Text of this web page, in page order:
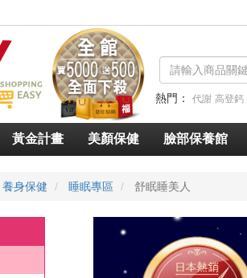
熱門： 代謝 高登鈣
黃金計畫 美顏保健 臉部保養館
養身保健 睡眠專區 舒眠睡美人